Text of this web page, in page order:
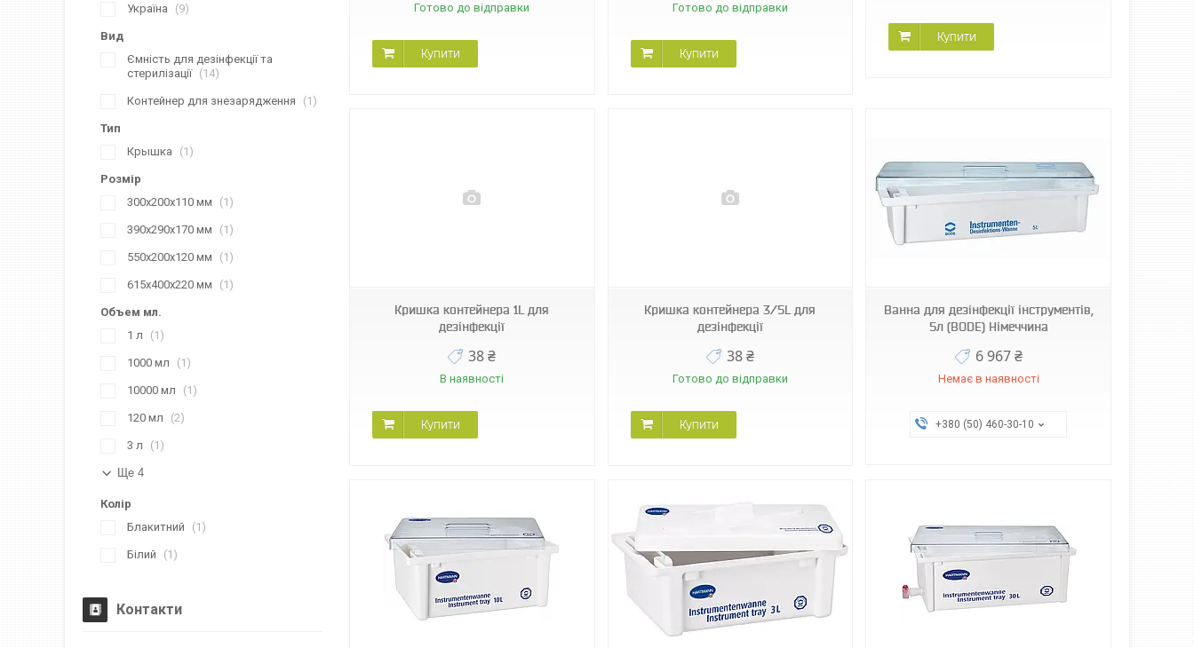
Готово до відправки
Купити
Готово до відправки
Купити
Купити
687865664
Кришка контейнера 1L для
дезінфекції
38 ₴
В наявності
Купити
Кришка контейнера 3/5L для
дезінфекції
38 ₴
Готово до відправки
Купити
Ванна для дезінфекції інструментів,
5л (BODE) Німеччина
6 967 ₴
Немає в наявності
+380 (50) 460-30-10
882960 882970
Україна 9
Вид
Ємність для дезінфекції та
стерилізації
14
Контейнер для знезарядження 1
Тип
Крышка
1
Розмір
300х200х110 мм
1
390х290х170 мм 1
550х200х120 мм 1
615х400х220 мм 1
Объем мл.
1 л
1
1000 мл 1
10000 мл 1
120 мл 2
3 л 1
Ще 4
Колір
Блакитний
1
Білий 1
Контакти